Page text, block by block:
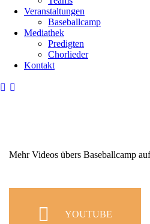
Veranstaltungen
Baseballcamp
Mediathek
Predigten
Chorlieder
Kontakt
Mehr Videos übers Baseballcamp
YOUTUBE